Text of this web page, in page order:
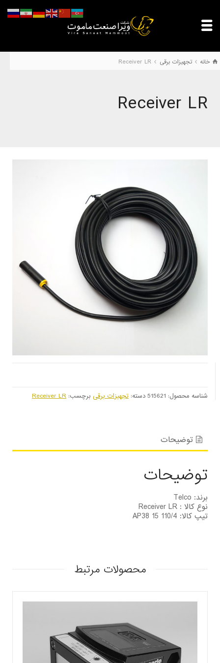
خانه تجهیزات برقی Receiver LR
Receiver LR
شناسه محصول: 515621 دسته: تجهیزات برقی برچسب: Receiver LR
توضیحات
توضیحات
برند: Telco
نوع کالا : Receiver LR
تیپ کالا: 110/4 AP38 15
محصولات مرتبط